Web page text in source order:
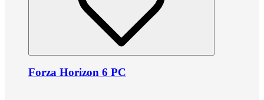
Forza Horizon 6 PC